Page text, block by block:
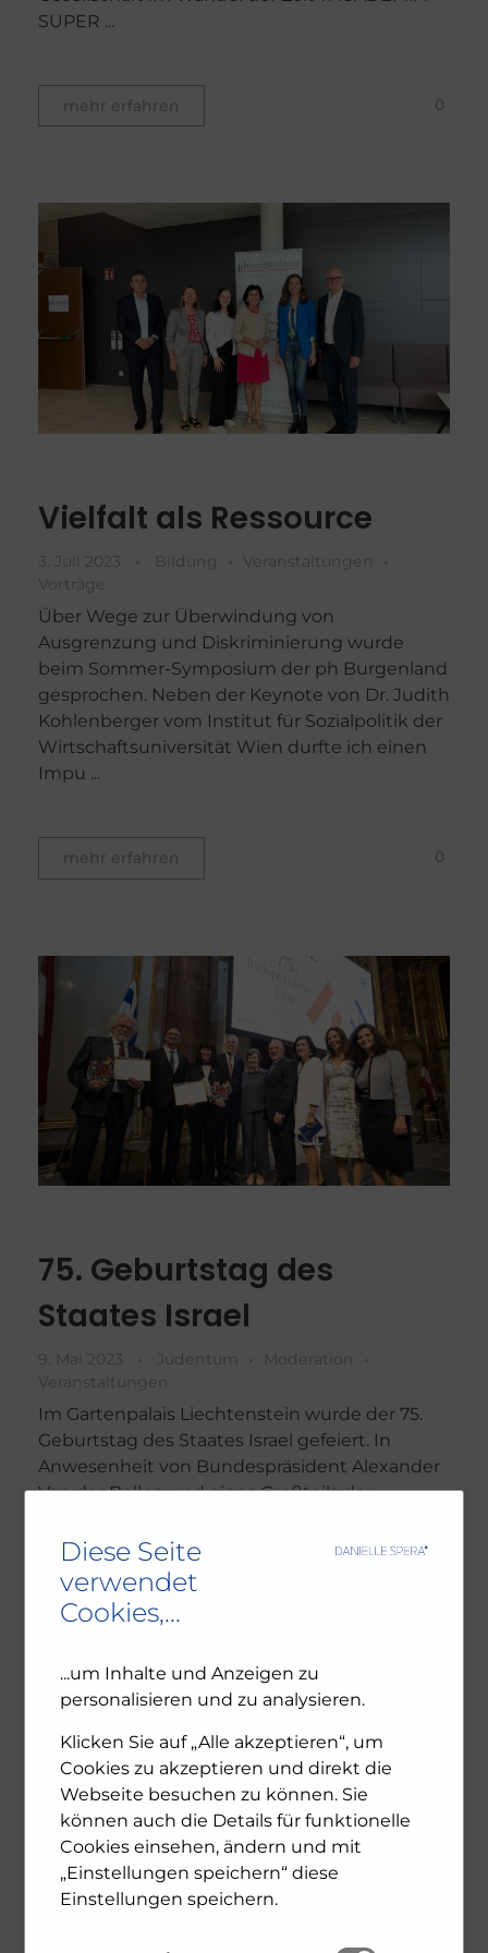
SUPER ...
mehr erfahren 0
Vielfalt als Ressource
3. Juli 2023 Bildung
Veranstaltungen
Vorträge
Über Wege zur Überwindung von
Ausgrenzung und Diskriminierung wurde
beim Sommer-Symposium der ph Burgenland
gesprochen. Neben der Keynote von Dr. Judith
Kohlenberger vom Institut für Sozialpolitik der
Wirtschaftsuniversität Wien durfte ich einen
Impu ...
mehr erfahren 0
75. Geburtstag des
Staates Israel
9. Mai 2023 Judentum
Moderation
Veranstaltungen
Im Gartenpalais Liechtenstein wurde der 75.
Geburtstag des Staates Israel gefeiert. In
Anwesenheit von Bundespräsident Alexander
Van der Bellen und eines Großteils der
durch den Abend führen. Fünf Jahre lan ...
mehr erfahren
Diese Seite
verwendet
Cookies,...
...um Inhalte und Anzeigen zu
personalisieren und zu analysieren.
Klicken Sie auf „Alle akzeptieren“, um
Cookies zu akzeptieren und direkt die
Webseite besuchen zu können. Sie
können auch die Details für funktionelle
Cookies einsehen, ändern und mit
„Einstellungen speichern“ diese
Einstellungen speichern.